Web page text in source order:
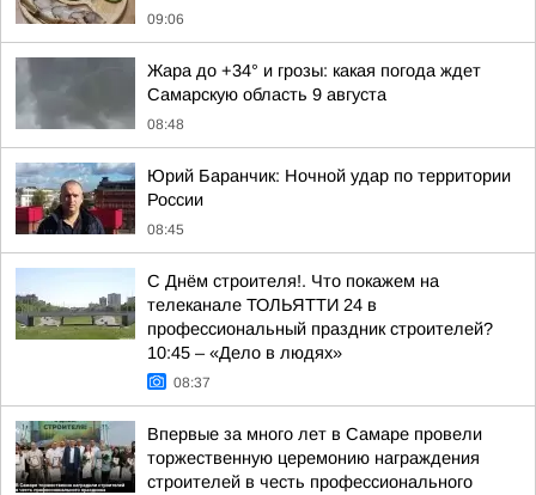
09:06
Жара до +34° и грозы: какая погода ждет
Самарскую область 9 августа
08:48
Юрий Баранчик: Ночной удар по территории
России
08:45
С Днём строителя!. Что покажем на
телеканале ТОЛЬЯТТИ 24 в
профессиональный праздник строителей?
10:45 – «Дело в людях»
08:37
Впервые за много лет в Самаре провели
торжественную церемонию награждения
строителей в честь профессионального